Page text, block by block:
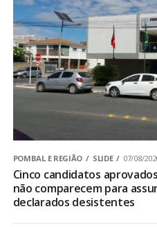
POMBAL E REGIÃO SLIDE 07/08/
Cinco candidatos
não comparecem para
declarados desistentes